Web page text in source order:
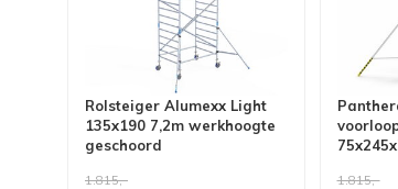
Rolsteiger Alumexx Light
135x190 7,2m werkhoogte
geschoord
1.815,- 1.815,-